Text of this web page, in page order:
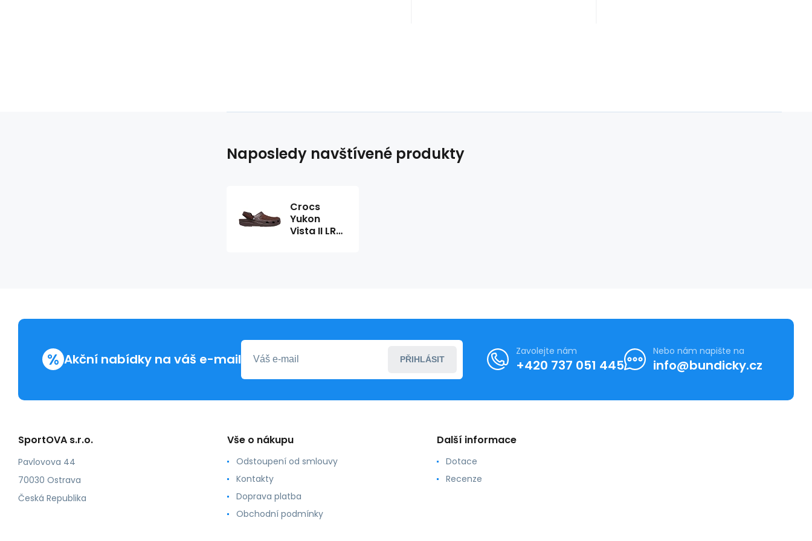
Naposledy navštívené produkty
Crocs
Yukon
Vista II LR
% Akční nabídky na váš e-mail PŘIHLÁSIT
Zavolejte nám
+420 737 051 445
Nebo nám napište na
info@bundicky.cz
SportOVA s.r.o.
Pavlovova 44
70030 Ostrava
Česká Republika
Vše o nákupu
Odstoupení od smlouvy
Kontakty
Doprava platba
Obchodní podmínky
Další informace
Dotace
Recenze